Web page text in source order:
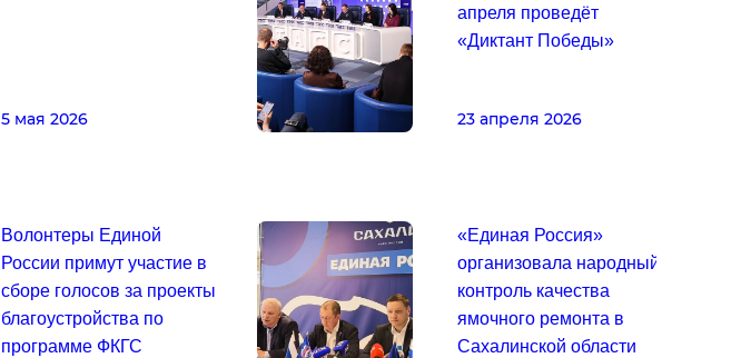
5 мая 2026
Волонтеры Единой
России примут участие в
сборе голосов за проекты
благоустройства по
программе ФКГС
апреля проведёт
«Диктант Победы»
23 апреля 2026
«Единая Россия»
организовала народный
контроль качества
ямочного ремонта в
Сахалинской области